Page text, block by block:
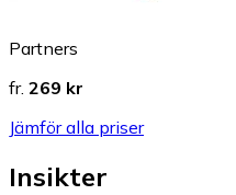
Partners
fr. 269 kr
Jämför alla priser
Insikter